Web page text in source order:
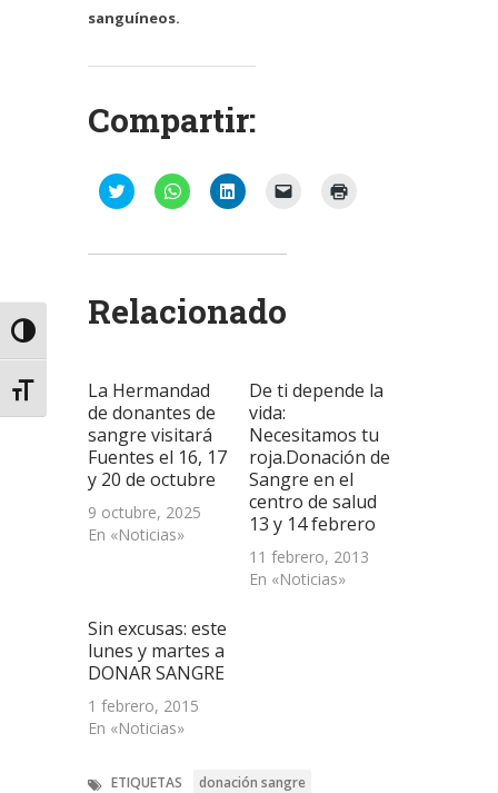
Alternar alto contraste
Alternar tamaño de letra
sanguíneos.
Compartir:
Haz
clic
Twitter
en
una
Haz
clic
WhatsApp
en
una
Haz
clic
LinkedIn
en
una
en
una
nueva)
Relacionado
La Hermandad
de donantes de
sangre visitará
Fuentes el 16, 17
y 20 de octubre
9 octubre, 2025
En «Noticias»
De ti depende la
vida:
Necesitamos tu
roja.Donación de
Sangre en el
centro de salud
13 y 14 febrero
11 febrero, 2013
En «Noticias»
Sin excusas: este
lunes y martes a
DONAR SANGRE
1 febrero, 2015
En «Noticias»
ETIQUETAS
donación sangre